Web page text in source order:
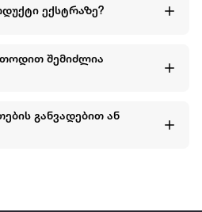
ექსტრაზე?
შემიძლია
განვადებით ან